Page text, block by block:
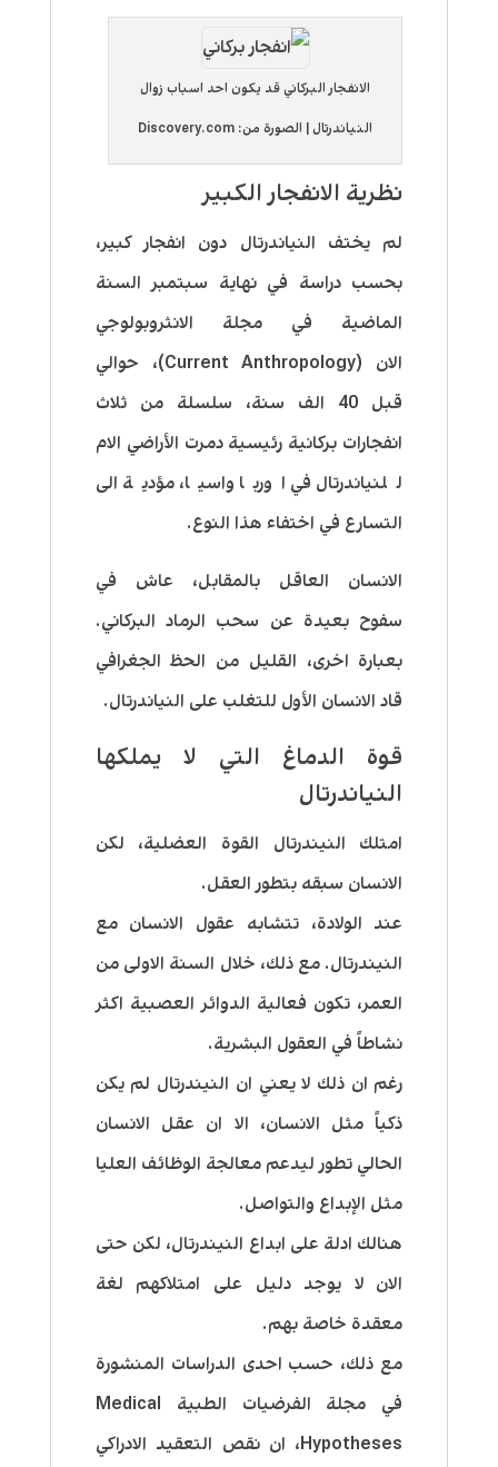
الانفجار البركاني قد يكون احد اسباب زوال
النياندرتال | الصورة من: Discovery.com
نظرية الانفجار الكبير
لم يختف النياندرتال دون انفجار كبير،
بحسب دراسة في نهاية سبتمبر السنة
الماضية في مجلة الانثروبولوجي
الان (Current Anthropology)، حوالي
قبل 40 الف سنة، سلسلة من ثلاث
انفجارات بركانية رئيسية دمرت الأراضي الام
للنياندرتال في اوربا واسيا، مؤدية الى
التسارع في اختفاء هذا النوع.
الانسان العاقل بالمقابل، عاش في
سفوح بعيدة عن سحب الرماد البركاني.
بعبارة اخرى، القليل من الحظ الجغرافي
قاد الانسان الأول للتغلب على النياندرتال.
قوة الدماغ التي لا يملكها
النياندرتال
امتلك النيندرتال القوة العضلية، لكن
الانسان سبقه بتطور العقل.
عند الولادة، تتشابه عقول الانسان مع
النيندرتال. مع ذلك، خلال السنة الاولى من
العمر، تكون فعالية الدوائر العصبية اكثر
نشاطاً في العقول البشرية.
رغم ان ذلك لا يعني ان النيندرتال لم يكن
ذكياً مثل الانسان، الا ان عقل الانسان
الحالي تطور ليدعم معالجة الوظائف العليا
مثل الإبداع والتواصل.
هنالك ادلة على ابداع النيندرتال، لكن حتى
الان لا يوجد دليل على امتلاكهم لغة
معقدة خاصة بهم.
مع ذلك، حسب احدى الدراسات المنشورة
في مجلة الفرضيات الطبية Medical
Hypotheses، ان نقص التعقيد الادراكي